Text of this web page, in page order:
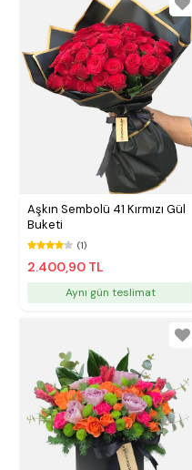
Aşkın Sembolü 41 Kırmızı Gül
Buketi
(1)
2.400,90 TL
Aynı gün teslimat